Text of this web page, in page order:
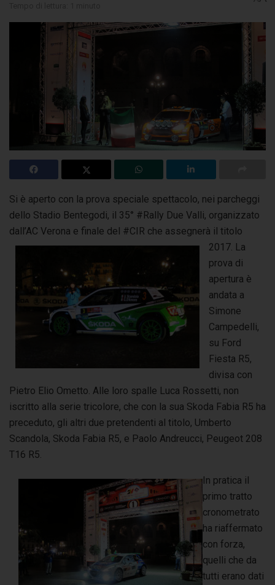
Si è aperto con la prova speciale spettacolo, nei parcheggi
dello Stadio Bentegodi, il 35° #Rally Due Valli, organizzato
dall’AC Verona e finale del #CIR che assegnerà il titolo
2017. La
prova di
apertura è
andata a
Simone
Campedelli,
su Ford
Fiesta R5,
divisa con
Pietro Elio Ometto. Alle loro spalle Luca Rossetti, non
iscritto alla serie tricolore, che con la sua Skoda Fabia R5 ha
preceduto, gli altri due pretendenti al titolo, Umberto
Scandola, Skoda Fabia R5, e Paolo Andreucci, Peugeot 208
T16 R5.
In pratica il
primo tratto
cronometrato
ha riaffermato
con forza,
quelli che da
tutti erano dati